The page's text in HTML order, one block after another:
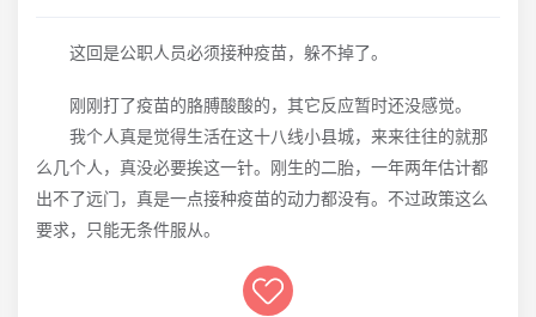
这回是公职人员必须接种疫苗，躲不掉了。
刚刚打了疫苗的胳膊酸酸的，其它反应暂时还没感觉。
我个人真是觉得生活在这十八线小县城，来来往往的就那
么几个人，真没必要挨这一针。刚生的二胎，一年两年估计都
出不了远门，真是一点接种疫苗的动力都没有。不过政策这么
要求，只能无条件服从。